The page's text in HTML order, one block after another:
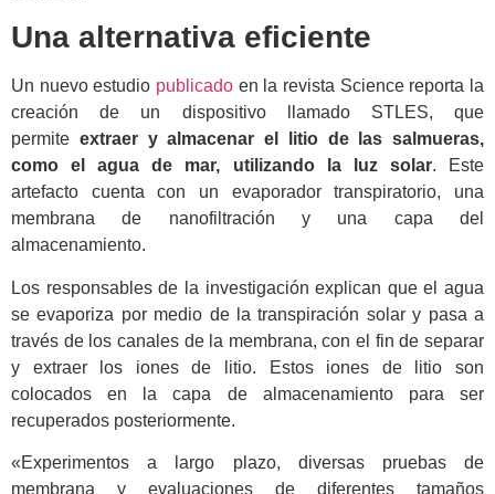
Una alternativa eficiente
Un nuevo estudio publicado en la revista Science reporta la
creación de un dispositivo llamado STLES, que
permite extraer y almacenar el litio de las salmueras,
como el agua de mar, utilizando la luz solar. Este
artefacto cuenta con un evaporador transpiratorio, una
membrana de nanofiltración y una capa del
almacenamiento.
Los responsables de la investigación explican que el agua
se evaporiza por medio de la transpiración solar y pasa a
través de los canales de la membrana, con el fin de separar
y extraer los iones de litio. Estos iones de litio son
colocados en la capa de almacenamiento para ser
recuperados posteriormente.
«Experimentos a largo plazo, diversas pruebas de
membrana y evaluaciones de diferentes tamaños